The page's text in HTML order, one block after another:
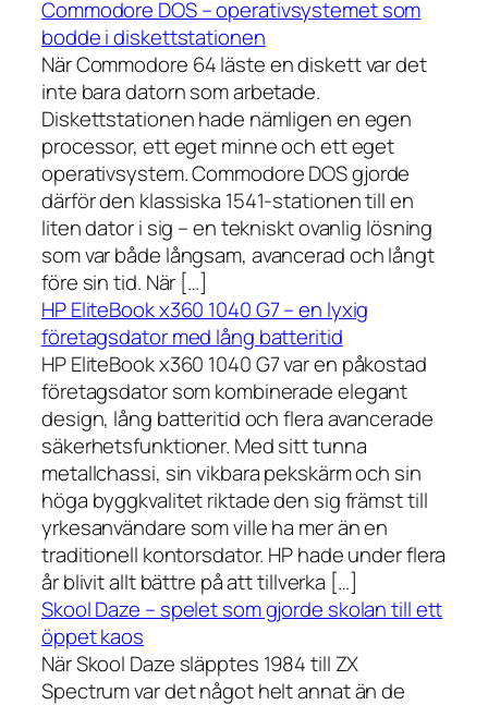
Commodore DOS – operativsystemet som
bodde i diskettstationen
När Commodore 64 läste en diskett var det
inte bara datorn som arbetade.
Diskettstationen hade nämligen en egen
processor, ett eget minne och ett eget
operativsystem. Commodore DOS gjorde
därför den klassiska 1541-stationen till en
liten dator i sig – en tekniskt ovanlig lösning
som var både långsam, avancerad och långt
före sin tid. När […]
HP EliteBook x360 1040 G7 – en lyxig
företagsdator med lång batteritid
HP EliteBook x360 1040 G7 var en påkostad
företagsdator som kombinerade elegant
design, lång batteritid och flera avancerade
säkerhetsfunktioner. Med sitt tunna
metallchassi, sin vikbara pekskärm och sin
höga byggkvalitet riktade den sig främst till
yrkesanvändare som ville ha mer än en
traditionell kontorsdator. HP hade under flera
år blivit allt bättre på att tillverka […]
Skool Daze – spelet som gjorde skolan till ett
öppet kaos
När Skool Daze släpptes 1984 till ZX
Spectrum var det något helt annat än de